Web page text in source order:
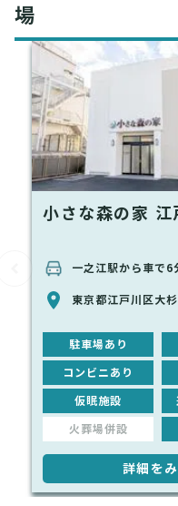
場
小さな森の家 江
一之江駅から車で6
東京都江戸川区大
駐車場あり
コンビニあり
仮眠施設
火葬場併設
詳細を